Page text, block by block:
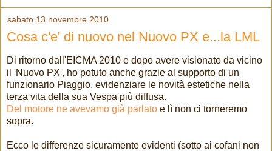
sabato 13 novembre 2010
Cosa c'e' di nuovo nel Nuovo PX e...la LML
Di ritorno dall'EICMA 2010 e dopo avere visionato da vicino
il 'Nuovo PX', ho potuto anche grazie al supporto di un
funzionario Piaggio, evidenziare le novità estetiche nella
terza vita della sua Vespa più diffusa.
Del motore ne avevamo già parlato e lì non ci torneremo
sopra.
Ecco le differenze sicuramente evidenti (sotto ai cofani non